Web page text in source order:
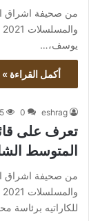
يوسف،…
أكمل القراءة »
eshrag
0
تعرف على
المتوسط
للكاراتيه برئاسة